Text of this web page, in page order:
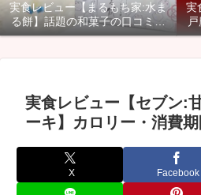
実食レビュー【まるもち家:水ま
る餅】話題の和菓子の口コミ・
カロリー・賞味期限などご紹
実
ー
実食レビュー【セブン:
ーキ】カロリー・消費
X Facebook